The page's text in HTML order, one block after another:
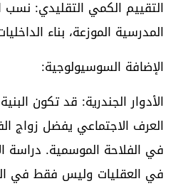
التقييم الكمي التقليدي: نسب
المدرسية الموزعة، بناء
الإضافة السوسيولوجية:
الأدوار الجندرية: قد تكون
العرف الاجتماعي يفضل زواج
في الفلاحة الموسمية. دراسة
في العقليات وليس فقط في